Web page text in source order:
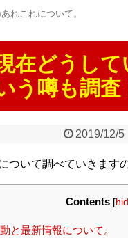
れこれについて。
在どうし
う噂も調査
2019/12/5
ついて調べていきます
Contents [
と最新情報について。